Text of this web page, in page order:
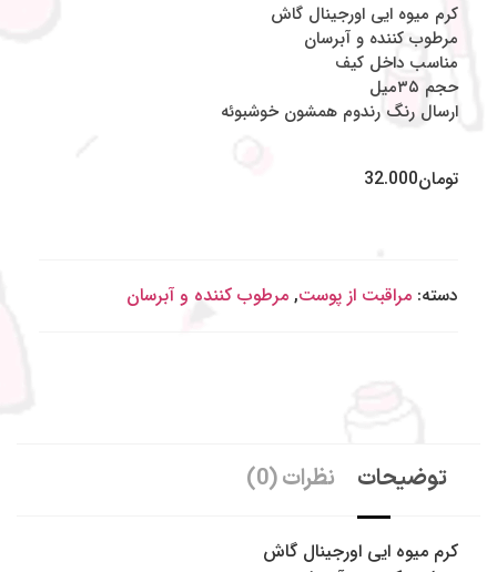
کرم‌ میوه ایی اورجینال گاش
مرطوب کننده و آبرسان
مناسب داخل کیف
حجم ۳۵میل
ارسال رنگ رندوم همشون خوشبوئه
تومان32.000
دسته: مراقبت از پوست, مرطوب کننده و آبرسان
توضیحات نظرات (0)
کرم میوه ایی اورجینال گاش
به شاینی گالری خوش آمدید
شما عزیزان خواهد رسید.